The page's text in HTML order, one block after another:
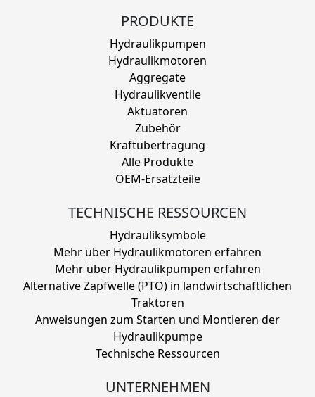
PRODUKTE
Hydraulikpumpen
Hydraulikmotoren
Aggregate
Hydraulikventile
Aktuatoren
Zubehör
Kraftübertragung
Alle Produkte
OEM-Ersatzteile
TECHNISCHE RESSOURCEN
Hydrauliksymbole
Mehr über Hydraulikmotoren erfahren
Mehr über Hydraulikpumpen erfahren
Alternative Zapfwelle (PTO) in landwirtschaftlichen
Traktoren
Anweisungen zum Starten und Montieren der
Hydraulikpumpe
Technische Ressourcen
UNTERNEHMEN